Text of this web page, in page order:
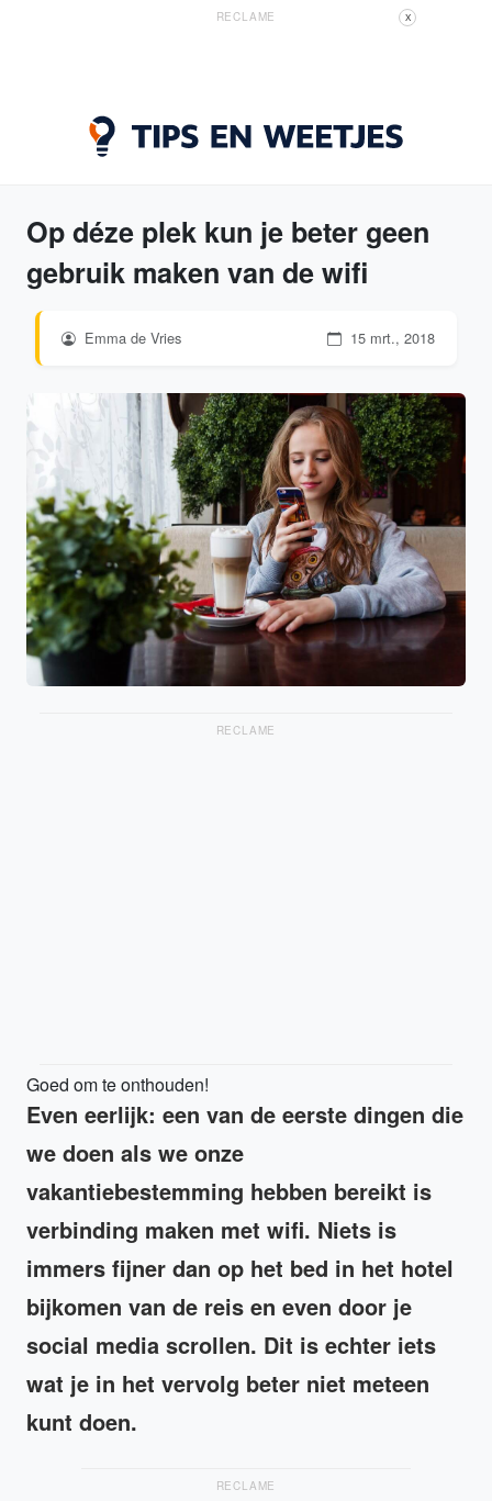
RECLAME X
Op déze plek kun je beter geen
gebruik maken van de wifi
Emma de Vries 15 mrt., 2018
RECLAME
Goed om te onthouden!
Even eerlijk: een van de eerste dingen die
we doen als we onze
vakantiebestemming hebben bereikt is
verbinding maken met wifi. Niets is
immers fijner dan op het bed in het hotel
bijkomen van de reis en even door je
social media scrollen. Dit is echter iets
wat je in het vervolg beter niet meteen
kunt doen.
RECLAME